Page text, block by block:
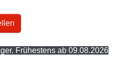
Frühestens ab 09.08.2026